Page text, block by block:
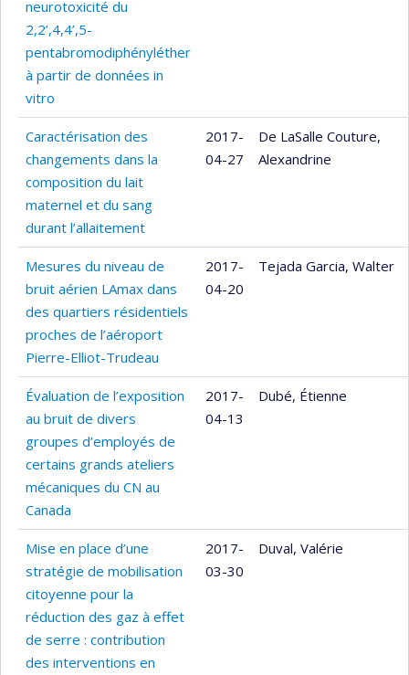
neurotoxicité du
2,2’,4,4’,5-
pentabromodiphényléther
à partir de données in
vitro
Caractérisation des
changements dans la
composition du lait
maternel et du sang
durant l’allaitement
2017-
04-27
De LaSalle Couture,
Alexandrine
Mesures du niveau de
bruit aérien LAmax dans
des quartiers résidentiels
proches de l’aéroport
Pierre-Elliot-Trudeau
2017-
04-20
Tejada Garcia, Walter
Évaluation de l’exposition
au bruit de divers
groupes d’employés de
certains grands ateliers
mécaniques du CN au
Canada
2017-
04-13
Dubé, Étienne
Mise en place d’une
stratégie de mobilisation
citoyenne pour la
réduction des gaz à effet
de serre : contribution
des interventions en
2017-
03-30
Duval, Valérie